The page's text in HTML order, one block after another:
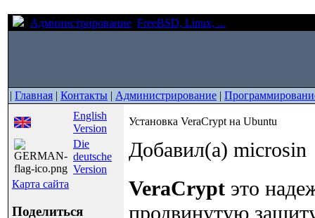
Администрирование FreeBSD, Linux, ...
| Главная | Контакты | Администрирование |
English
Version
Die
deutsche
Version
Карта сайта
Поделиться
Установка VeraCrypt на Ubuntu
Добавил(а) microsin
VeraCrypt это
продвинутую